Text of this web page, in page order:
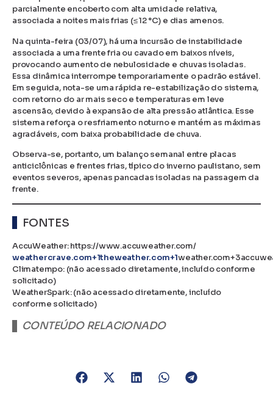
parcialmente encoberto com alta umidade relativa,
associada a noites mais frias (≤ 12 °C) e dias amenos.
Na quinta-feira (03/07), há uma incursão de instabilidade
associada a uma frente fria ou cavado em baixos níveis,
provocando aumento de nebulosidade e chuvas isoladas.
Essa dinâmica interrompe temporariamente o padrão estável.
Em seguida, nota-se uma rápida re-estabilização do sistema,
com retorno do ar mais seco e temperaturas em leve
ascensão, devido à expansão de alta pressão atlântica. Esse
sistema reforça o resfriamento noturno e mantém as máximas
agradáveis, com baixa probabilidade de chuva.
Observa-se, portanto, um balanço semanal entre placas
anticiclônicas e frentes frias, típico do inverno paulistano, sem
eventos severos, apenas pancadas isoladas na passagem da
frente.
FONTES
AccuWeather: https://www.accuweather.com/
weathercrave.com+1theweather.com+1
Climatempo: (não acessado diretamente, incluído conforme
solicitado)
WeatherSpark: (não acessado diretamente, incluído
conforme solicitado)
CONTEÚDO RELACIONADO